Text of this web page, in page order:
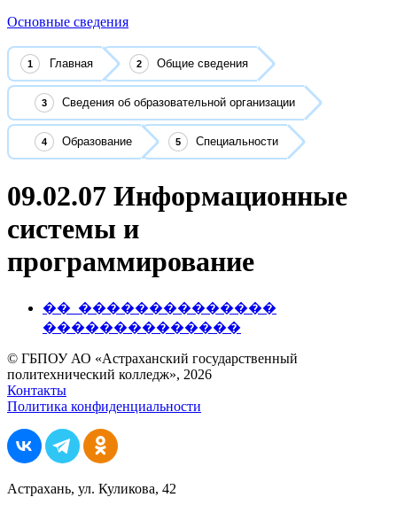
Основные сведения
Главная Общие сведения
Сведения об образовательной организации
Образование Специальности
09.02.07 Информационные
системы и
программирование
��_��������������
��������������
© ГБПОУ АО «Астраханский государственный
политехнический колледж», 2026
Контакты
Политика конфиденциальности
Астрахань, ул. Куликова, 42